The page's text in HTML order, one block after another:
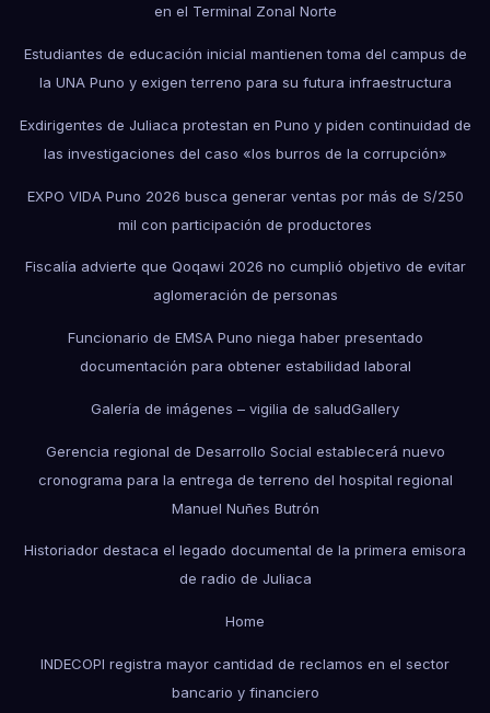
en el Terminal Zonal Norte
Estudiantes de educación inicial mantienen toma del campus de
la UNA Puno y exigen terreno para su futura infraestructura
Exdirigentes de Juliaca protestan en Puno y piden continuidad de
las investigaciones del caso «los burros de la corrupción»
EXPO VIDA Puno 2026 busca generar ventas por más de S/250
mil con participación de productores
Fiscalía advierte que Qoqawi 2026 no cumplió objetivo de evitar
aglomeración de personas
Funcionario de EMSA Puno niega haber presentado
documentación para obtener estabilidad laboral
Galería de imágenes – vigilia de saludGallery
Gerencia regional de Desarrollo Social establecerá nuevo
cronograma para la entrega de terreno del hospital regional
Manuel Nuñes Butrón
Historiador destaca el legado documental de la primera emisora
de radio de Juliaca
Home
INDECOPI registra mayor cantidad de reclamos en el sector
bancario y financiero